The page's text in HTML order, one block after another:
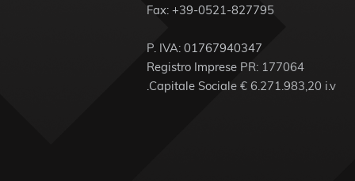
Fax: +39-0521-827795
P. IVA: 01767940347
Registro Imprese PR: 177064
Capitale Sociale € 6.271.983,20 i.v.